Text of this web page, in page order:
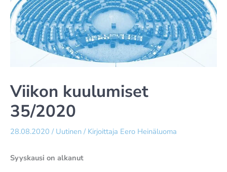
Viikon kuulumiset
35/2020
28.08.2020 / Uutinen / Kirjoittaja Eero Heinäluoma
Syyskausi on alkanut